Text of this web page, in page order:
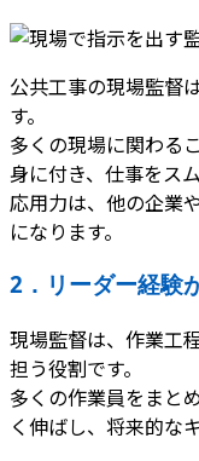
公共工事の現場監督
す。
多くの現場に関わる
身に付き、仕事をス
応用力は、他の企業
になります。
2．リーダー経験
現場監督は、作業工
担う役割です。
多くの作業員をまと
く伸ばし、将来的な